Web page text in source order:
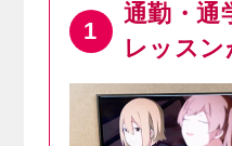
1
通勤・通
レッス